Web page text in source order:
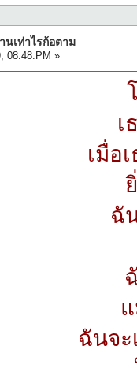
เท่าไรก้อตาม
08:48:PM »
เ
เมื่อ
ฉั
ฉันจะ